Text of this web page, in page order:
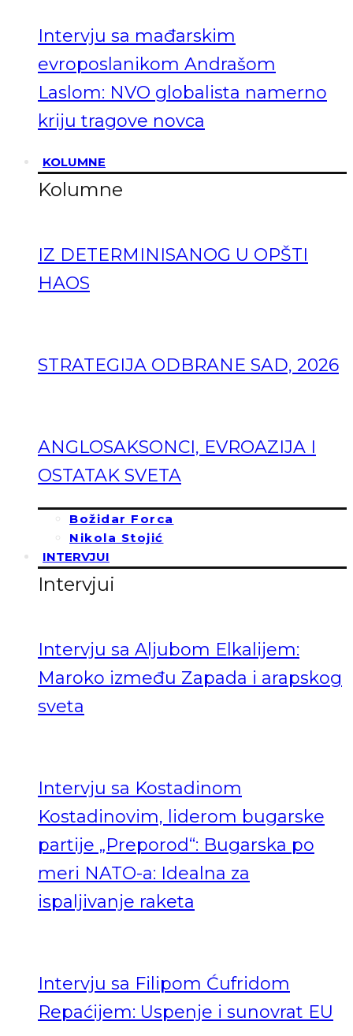
Intervju sa mađarskim
evroposlanikom Andrašom
Laslom: NVO globalista namerno
kriju tragove novca
KOLUMNE
Kolumne
IZ DETERMINISANOG U OPŠTI
HAOS
STRATEGIJA ODBRANE SAD, 2026
ANGLOSAKSONCI, EVROAZIJA I
OSTATAK SVETA
Božidar Forca
Nikola Stojić
INTERVJUI
Intervjui
Intervju sa Aljubom Elkalijem:
Maroko između Zapada i arapskog
sveta
Intervju sa Kostadinom
Kostadinovim, liderom bugarske
partije „Preporod“: Bugarska po
meri NATO-a: Idealna za
ispaljivanje raketa
Intervju sa Filipom Ćufridom
Repaćijem: Uspenje i sunovrat EU